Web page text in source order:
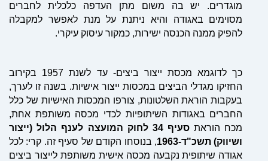
מוגדרים. יש בה משום מתן העדפה כלכלית לחברים
מסוימים באגודה והיא ניתנת על מנת לאפשר למקבלה
להפיק ממנה הכנסה ישירות, כמקור עיסוק עיקרי.
כך לדוגמא מכסת ייצור ביצים- עד לשנת 1957 בקירוב
החזיקו מגדלי הביצים במכסות ייצור אישיות. בשנה זו לערך,
בעקבות הוראת השלטונות, צורפו המכסות האישיות של כלל
החברים באגודות השיתופיות לכדי מכסה משותפת אחת,
מכח הוראת
סעיף 34 לחוק המועצה לענף הלול (ייצור
ושיווק) תשכ"ד-1963
, בנוסחו הקודם של סעיף זה. קרי: לכל
אגודה שיתופית נקבעה מכסה אישית משותפת לייצור ביצים